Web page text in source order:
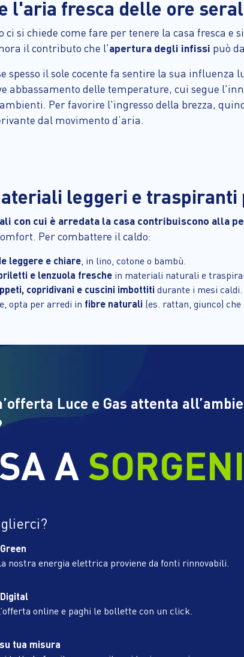
l'aria fresca delle ore
ci si chiede come fare per tenere la casa fresca
il contributo che l'apertura degli infissi può
spesso il sole cocente fa sentire la sua
abbassamento delle temperature, cui segue
Per favorire l'ingresso della brezza,
dal movimento d’aria.
leggeri e
con cui è arredata la casa contribuiscono alla
Per combattere il caldo:
leggere e chiare , in lino, cotone o bambù.
e lenzuola fresche in materiali naturali e
copridivani e cuscini imbottiti durante i mesi caldi.
opta per arredi in fibre naturali (es. rattan, giunco)
Luce e Gas attenta
A
nostra energia elettrica proviene da fonti rinnovabili.
online e paghi le bollette con un click.
su tua misura